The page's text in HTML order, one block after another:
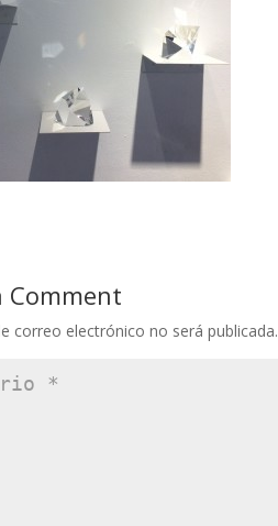
Comment
correo electrónico no será publicada.